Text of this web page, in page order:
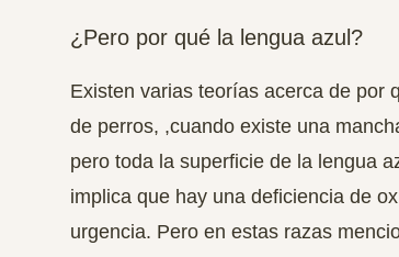
¿Pero por qué la lengua azul?
Existen varias teorías acerca de por
de perros, ,cuando existe una
pero toda la superficie de la lengua
implica que hay una deficiencia de
urgencia. Pero en estas razas